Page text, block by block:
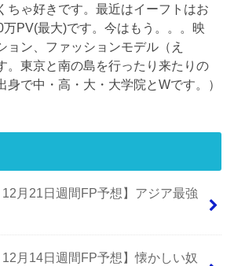
ちゃ好きです。最近はイーフトはお
PV(最大)です。今はもう。。。映
ョン、ファッションモデル（え
。東京と南の島を行ったり来たりの
身で中・高・大・大学院とWです。）
12月21日週間FP予想】アジア最強
12月14日週間FP予想】懐かしい奴